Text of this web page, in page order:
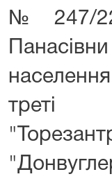
№ 247/
треті